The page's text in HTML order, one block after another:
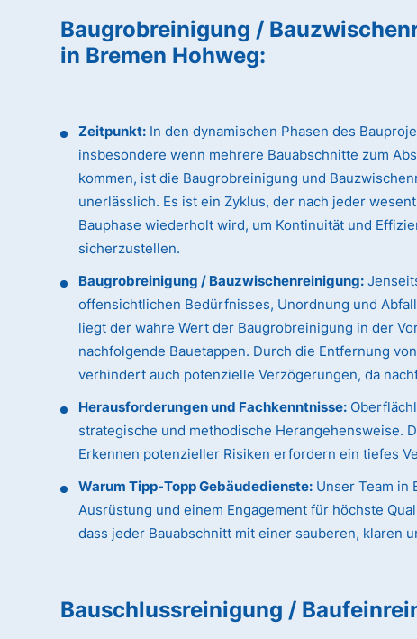
Baugrobreinigung /
in Bremen Hohweg:
Zeitpunkt: In den dynamischen Phasen des
insbesondere wenn mehrere Bauabschnitte zum
kommen, ist die Baugrobreinigung und
unerlässlich. Es ist ein Zyklus, der nach jeder
Bauphase wiederholt wird, um Kontinuität und
sicherzustellen.
Baugrobreinigung / Bauzwischenreinigung:
offensichtlichen Bedürfnisses, Unordnung und
liegt der wahre Wert der Baugrobreinigung in der
nachfolgende Bauetappen. Durch die Entfernung
verhindert auch potenzielle Verzögerungen, da
Herausforderungen und Fachkenntnisse:
strategische und methodische Herangehensweise.
Erkennen potenzieller Risiken erfordern ein tiefes
Warum Tipp-Topp Gebäudedienste: Unser Team
Ausrüstung und einem Engagement für höchste
dass jeder Bauabschnitt mit einer sauberen, klaren
Bauschlussreinigung /